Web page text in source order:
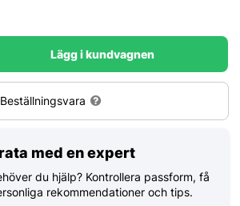
Lägg i kundvagnen
Beställningsvara
med en expert
du hjälp? Kontrollera passform, få
rekommendationer och tips.